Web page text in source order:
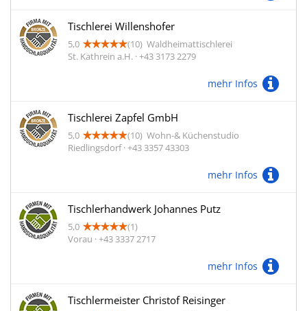
Tischlerei Willenshofer
5,0 (10) Waldheimattischlerei
St. Kathrein a.H. · +43 3173 2279
mehr Infos
Tischlerei Zapfel GmbH
5,0 (10) Wohn-& Küchenstudio
Riedlingsdorf · +43 3357 43303
mehr Infos
Tischlerhandwerk Johannes Putz
5,0
(1)
Vorau · +43 3337 2717
mehr Infos
Tischlermeister Christof Reisinger